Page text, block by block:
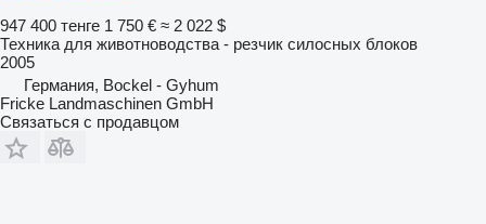
947 400 тенге 1 750 € ≈ 2 022 $
Техника для животноводства - резчик силосных блоков
2005
Германия, Bockel - Gyhum
Fricke Landmaschinen GmbH
Связаться с продавцом